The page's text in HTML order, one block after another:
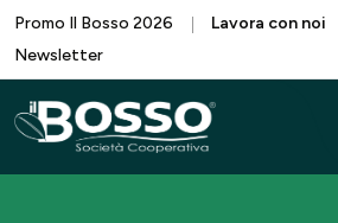
Promo Il Bosso 2026 Lavora con noi
Newsletter